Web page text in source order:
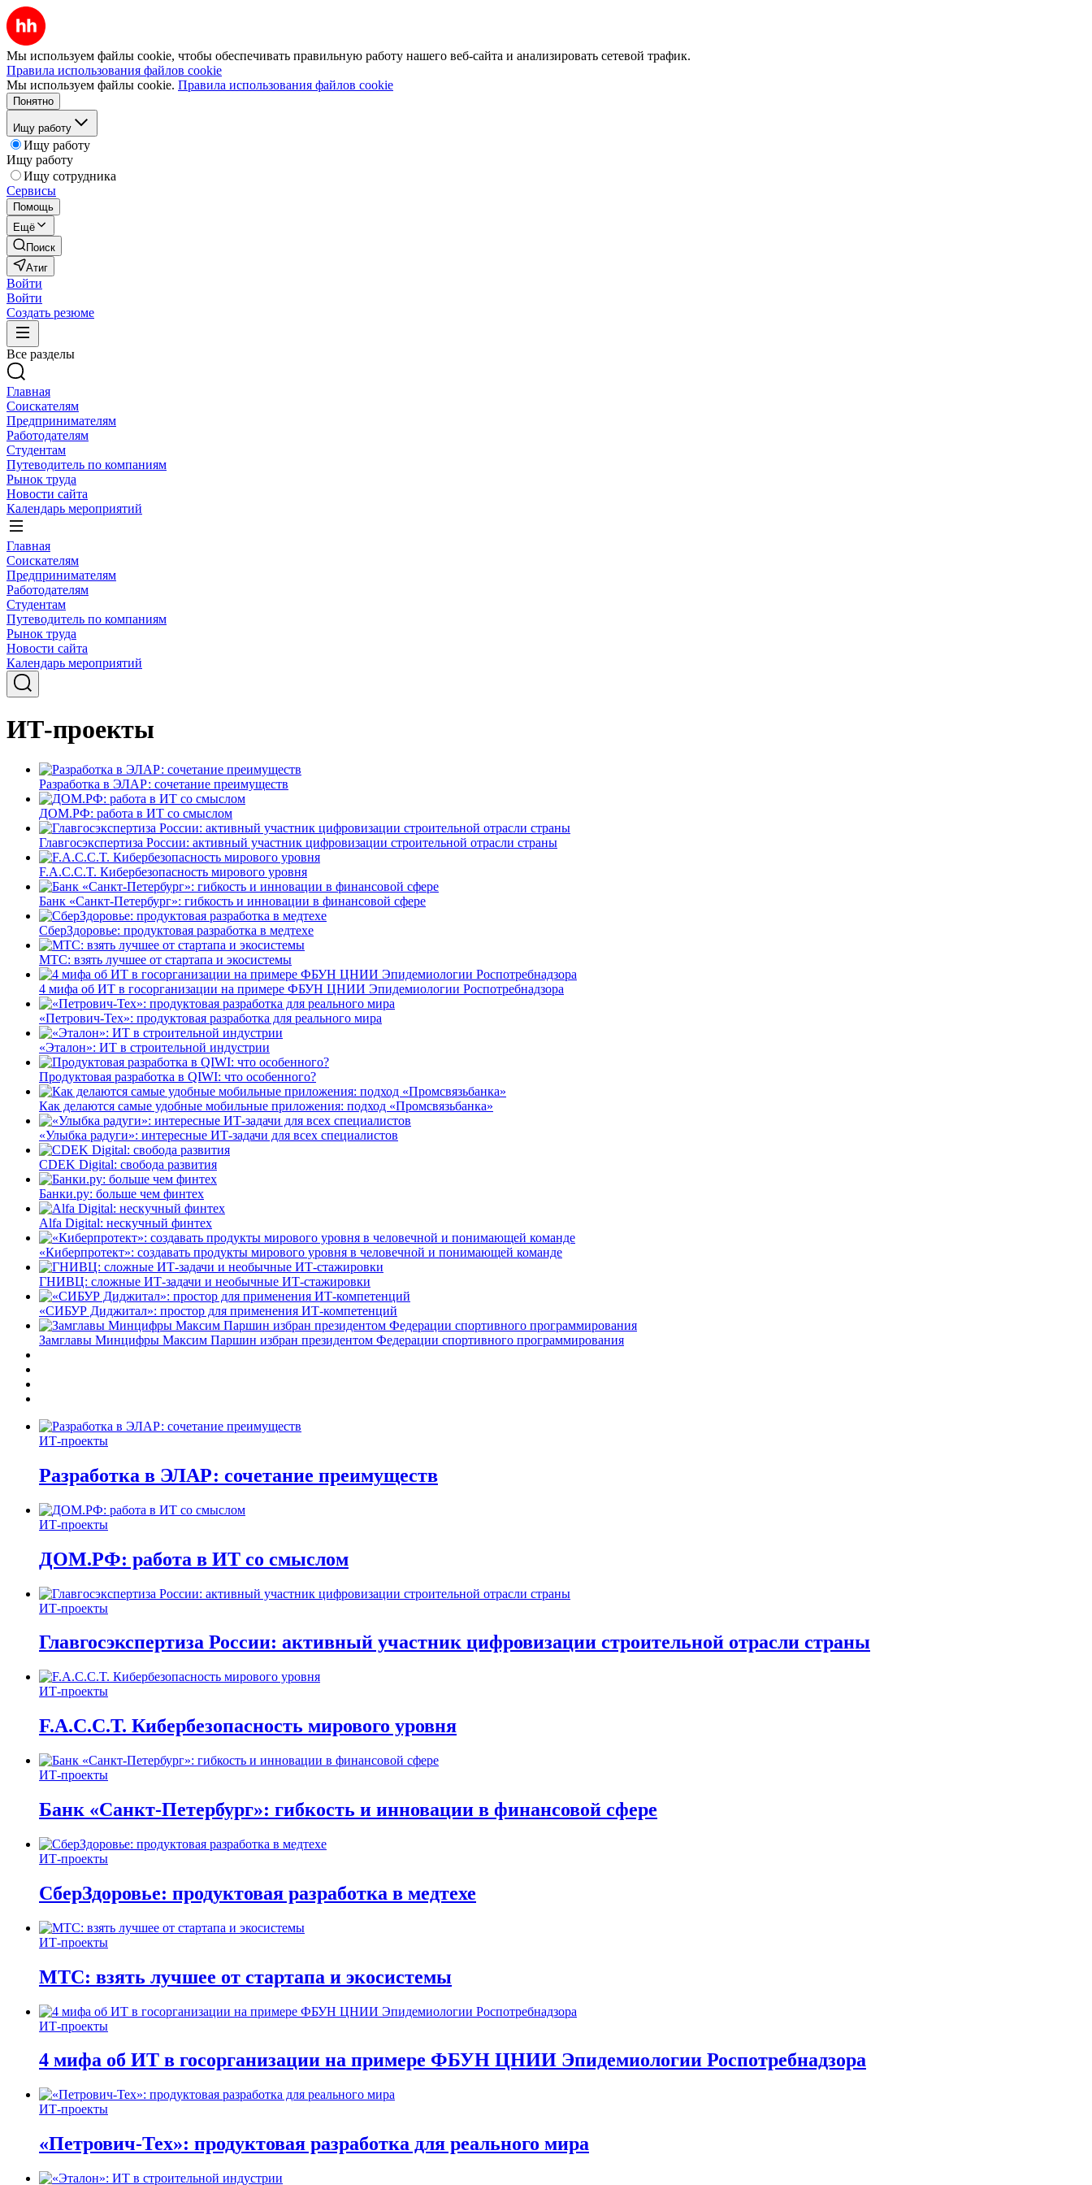
Мы используем файлы cookie, чтобы обеспечивать правильную работу нашего веб-сайта и анализировать сетевой трафик.
Правила использования файлов cookie
Мы используем файлы cookie. Правила использования файлов cookie
Понятно
Ищу работу
Ищу работу
Ищу работу
Ищу сотрудника
Сервисы
Помощь
Ещё
Поиск
Атиг
Войти
Войти
Создать резюме
Все разделы
Главная
Соискателям
Предпринимателям
Работодателям
Студентам
Путеводитель по компаниям
Рынок труда
Новости сайта
Календарь мероприятий
Главная
Соискателям
Предпринимателям
Работодателям
Студентам
Путеводитель по компаниям
Рынок труда
Новости сайта
Календарь мероприятий
ИТ-проекты
Разработка в ЭЛАР: сочетание преимуществ
ДОМ.РФ: работа в ИТ со смыслом
Главгосэкспертиза России: активный участник цифровизации строительной отрасли страны
F.A.C.C.T. Кибербезопасность мирового уровня
Банк «Санкт-Петербург»: гибкость и инновации в финансовой сфере
СберЗдоровье: продуктовая разработка в медтехе
МТС: взять лучшее от стартапа и экосистемы
4 мифа об ИТ в госорганизации на примере ФБУН ЦНИИ Эпидемиологии Роспотребнадзора
«Петрович-Тех»: продуктовая разработка для реального мира
«Эталон»: ИТ в строительной индустрии
Продуктовая разработка в QIWI: что особенного?
Как делаются самые удобные мобильные приложения: подход «Промсвязьбанка»
«Улыбка радуги»: интересные ИТ-задачи для всех специалистов
CDEK Digital: свобода развития
Банки.ру: больше чем финтех
Alfa Digital: нескучный финтех
«Киберпротект»: создавать продукты мирового уровня в человечной и понимающей команде
ГНИВЦ: сложные ИТ‑задачи и необычные ИТ‑стажировки
«СИБУР Диджитал»: простор для применения ИТ-компетенций
Замглавы Минцифры Максим Паршин избран президентом Федерации спортивного программирования
ИТ-проекты
Разработка в ЭЛАР: сочетание преимуществ
ИТ-проекты
ДОМ.РФ: работа в ИТ со смыслом
ИТ-проекты
Главгосэкспертиза России: активный участник цифровизации строительной отрасли страны
ИТ-проекты
F.A.C.C.T. Кибербезопасность мирового уровня
ИТ-проекты
Банк «Санкт-Петербург»: гибкость и инновации в финансовой сфере
ИТ-проекты
СберЗдоровье: продуктовая разработка в медтехе
ИТ-проекты
МТС: взять лучшее от стартапа и экосистемы
ИТ-проекты
4 мифа об ИТ в госорганизации на примере ФБУН ЦНИИ Эпидемиологии Роспотребнадзора
ИТ-проекты
«Петрович-Тех»: продуктовая разработка для реального мира